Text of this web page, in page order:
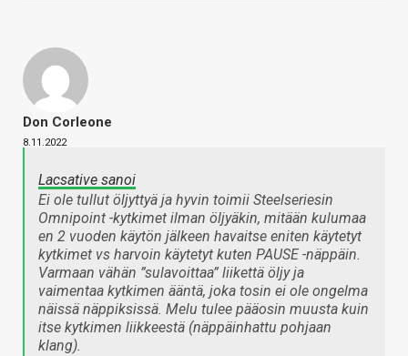
Don Corleone
8.11.2022
Lacsative sanoi
Ei ole tullut öljyttyä ja hyvin toimii Steelseriesin
Omnipoint -kytkimet ilman öljyäkin, mitään kulumaa
en 2 vuoden käytön jälkeen havaitse eniten käytetyt
kytkimet vs harvoin käytetyt kuten PAUSE -näppäin.
Varmaan vähän ”sulavoittaa” liikettä öljy ja
vaimentaa kytkimen ääntä, joka tosin ei ole ongelma
näissä näppiksissä. Melu tulee pääosin muusta kuin
itse kytkimen liikkeestä (näppäinhattu pohjaan
klang).